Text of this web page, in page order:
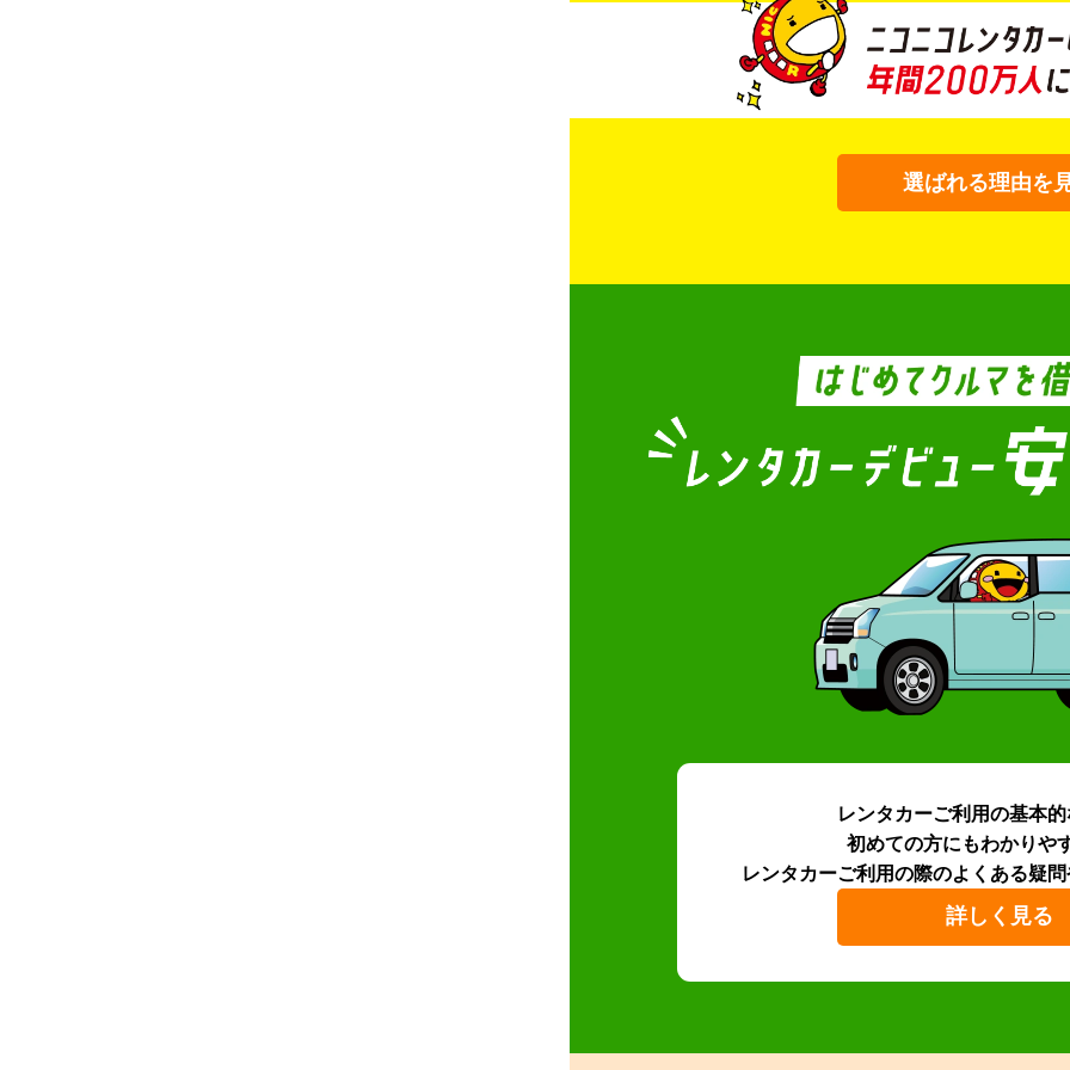
選ばれる理由を
レンタカーご利用の基本
初めての方にもわかりや
レンタカーご利用の際のよくある疑問
詳しく見る